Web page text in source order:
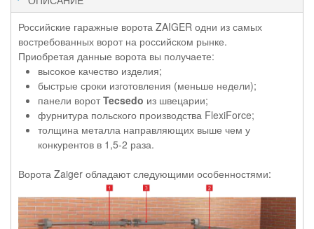
Российские гаражные ворота ZAIGER одни из самых
востребованных ворот на российском рынке.
Приобретая данные ворота вы получаете:
высокое качество изделия;
быстрые сроки изготовления (меньше недели);
панели воротTecsedo из швецарии;
фурнитура польского производства FlexiForce;
толщина металла направляющих выше чем у
конкурентов в 1,5-2 раза.
Ворота Zaiger обладают следующими особенностями: